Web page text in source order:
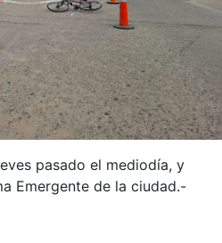
pasado el mediodía, y
Emergente de la ciudad.-